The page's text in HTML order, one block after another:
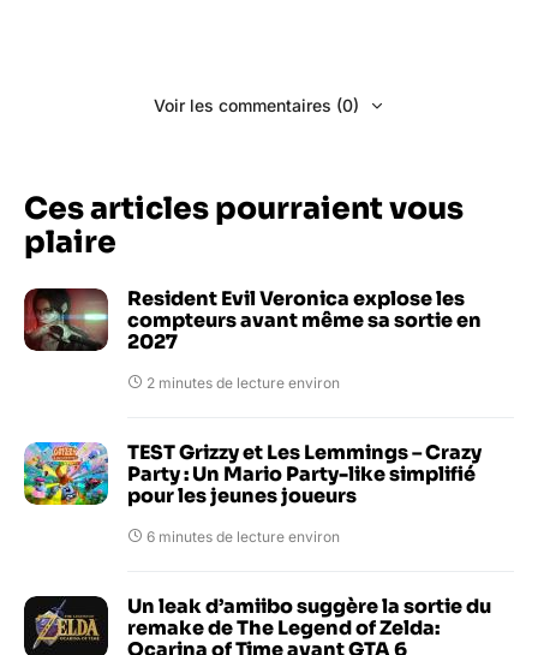
Voir les commentaires (0)
Ces articles pourraient vous
plaire
Resident Evil Veronica explose les
compteurs avant même sa sortie en
2027
2 minutes de lecture environ
TEST Grizzy et Les Lemmings – Crazy
Party : Un Mario Party-like simplifié
pour les jeunes joueurs
6 minutes de lecture environ
Un leak d’amiibo suggère la sortie du
remake de The Legend of Zelda:
Ocarina of Time avant GTA 6